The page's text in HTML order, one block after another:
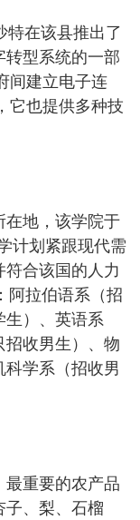
特在该县推出了
转型系统的一部
间建立电子连
它也提供多种技
在地，该学院于
计划紧跟现代需
合该国的人力
阿拉伯语系（招
生）、英语系
招收男生）、物
学系（招收男
重要的农产品
子、梨、石榴